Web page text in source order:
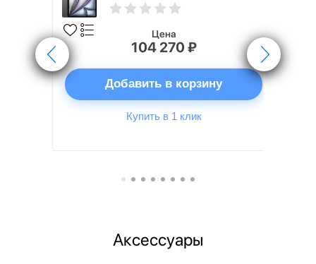
Цена
104 270 ₽
Добавить в корзину
Купить в 1 клик
Аксессуары